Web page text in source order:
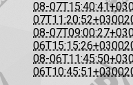
08-
07T11:20:52+0300
08-
06T15:15:26+0300
08-
06T10:45:51+0300